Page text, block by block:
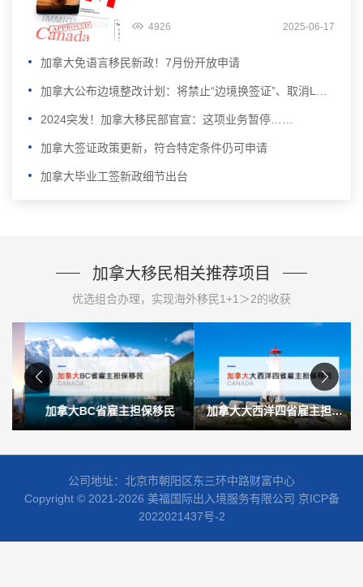
4926 2025-06-17
加拿大免语言移民新政！7月份开放申请
加拿大公布边境整改计划：将禁止“边境换签证”、取消LMIA加分……
2024突发！加拿大移民部官宣：这项业务暂停……
加拿大签证政策更新，符合特定条件仍可申请
加拿大毕业工签新政细节出台
加拿大移民相关推荐项目
优选组合办理，实现海外移民1+1＞2的收获
加拿大BC省雇主担保移民 加拿大大西洋四省雇主担保移民
公司地址：北京市朝阳区东三环中路财富中心
Copyright © 2021-2026 美福国际出入境服务有限公司 京ICP备
2022021437号-2